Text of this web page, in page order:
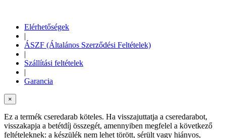
Elérhetőségek
|
ÁSZF (Általános Szerződési Feltételek)
|
Szállítási feltételek
|
Garancia
×
Ez a termék cseredarab köteles. Ha visszajuttatja a cseredarabot,
visszakapja a betétdíj összegét, amennyiben megfelel a következő
feltételeknek: a készülék nem lehet törött, sérült vagy hiányos,